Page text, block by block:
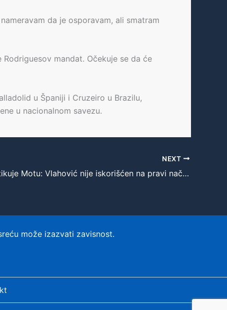
da je osporavam, ali smatram
mandat. Očekuje se da će
u Španiji i Cruzeiro u Brazilu,
u nacionalnom savezu.
NEXT
Kapelo kritikuje Motu: Vlahović nije iskorišćen na pravi način u Juventusu
može izazvati zavisnost.